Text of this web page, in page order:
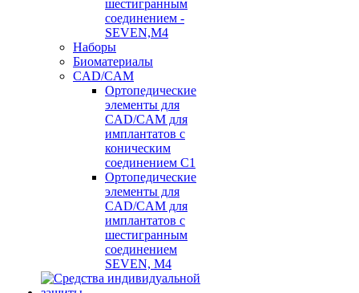
шестигранным
соединением -
SEVEN,M4
Наборы
Биоматериалы
CAD/CAM
Ортопедические
элементы для
CAD/CAM для
имплантатов с
коническим
соединением С1
Ортопедические
элементы для
CAD/CAM для
имплантатов с
шестигранным
соединением
SEVEN, М4